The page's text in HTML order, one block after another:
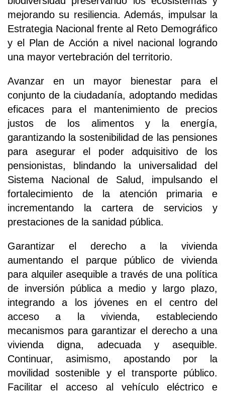
mejorando su resiliencia. Además, impulsar la
Estrategia Nacional frente al Reto Demográfico
y el Plan de Acción a nivel nacional logrando
una mayor vertebración del territorio.
Avanzar en un mayor bienestar para el
conjunto de la ciudadanía, adoptando medidas
eficaces para el mantenimiento de precios
justos de los alimentos y la energía,
garantizando la sostenibilidad de las pensiones
para asegurar el poder adquisitivo de los
pensionistas, blindando la universalidad del
Sistema Nacional de Salud, impulsando el
fortalecimiento de la atención primaria e
incrementando la cartera de servicios y
prestaciones de la sanidad pública.
Garantizar el derecho a la vivienda
aumentando el parque público de vivienda
para alquiler asequible a través de una política
de inversión pública a medio y largo plazo,
integrando a los jóvenes en el centro del
acceso a la vivienda, estableciendo
mecanismos para garantizar el derecho a una
vivienda digna, adecuada y asequible.
Continuar, asimismo, apostando por la
movilidad sostenible y el transporte público.
Facilitar el acceso al vehículo eléctrico e